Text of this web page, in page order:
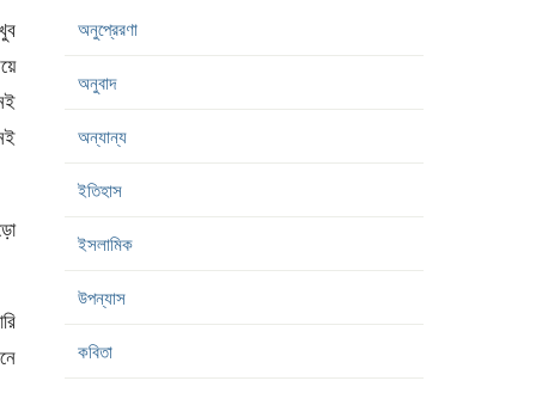
অনুপ্রেরণা
অনুবাদ
অন্যান্য
ইতিহাস
ইসলামিক
উপন্যাস
কবিতা